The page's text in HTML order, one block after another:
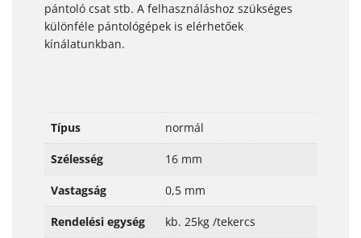
pántoló csat stb. A felhasználáshoz szükséges
különféle pántológépek is elérhetőek
kínálatunkban.
Típus normál
Szélesség 16 mm
Vastagság 0,5 mm
Rendelési egység kb. 25kg /tekercs